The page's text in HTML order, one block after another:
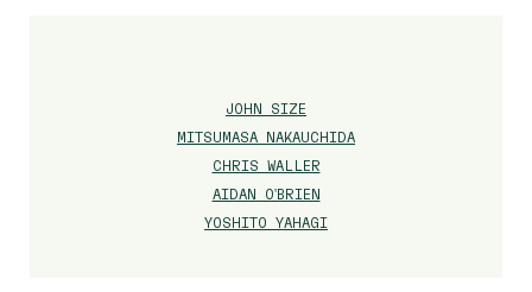
JOHN SIZE
MITSUMASA NAKAUCHIDA
CHRIS WALLER
AIDAN O'BRIEN
YOSHITO YAHAGI